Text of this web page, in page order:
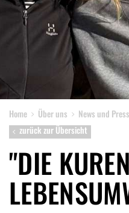
Home Über uns News und
zurück zur Übersicht
"DIE